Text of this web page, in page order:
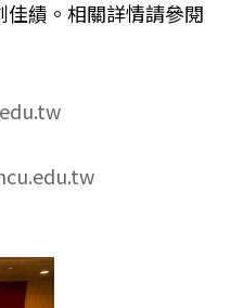
績。相關詳情請參閱